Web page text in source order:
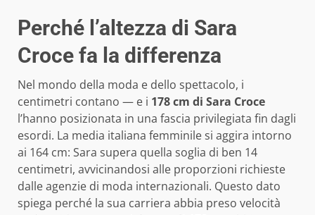
Perché l’altezza di Sara
Croce fa la differenza
Nel mondo della moda e dello spettacolo, i
centimetri contano — e i 178 cm di Sara Croce
l’hanno posizionata in una fascia privilegiata fin dagli
esordi. La media italiana femminile si aggira intorno
ai 164 cm: Sara supera quella soglia di ben 14
centimetri, avvicinandosi alle proporzioni richieste
dalle agenzie di moda internazionali. Questo dato
spiega perché la sua carriera abbia preso velocità